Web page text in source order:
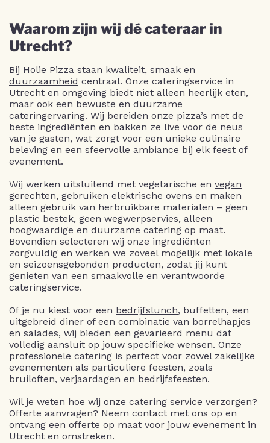
Waarom zijn wij dé cateraar in
Utrecht?
Bij Holie Pizza staan kwaliteit, smaak en
duurzaamheid centraal. Onze cateringservice in
Utrecht en omgeving biedt niet alleen heerlijk eten,
maar ook een bewuste en duurzame
cateringervaring. Wij bereiden onze pizza’s met de
beste ingrediënten en bakken ze live voor de neus
van je gasten, wat zorgt voor een unieke culinaire
beleving en een sfeervolle ambiance bij elk feest of
evenement.
Wij werken uitsluitend met vegetarische en vegan
gerechten, gebruiken elektrische ovens en maken
alleen gebruik van herbruikbare materialen – geen
plastic bestek, geen wegwerpservies, alleen
hoogwaardige en duurzame catering op maat.
Bovendien selecteren wij onze ingrediënten
zorgvuldig en werken we zoveel mogelijk met lokale
en seizoensgebonden producten, zodat jij kunt
genieten van een smaakvolle en verantwoorde
cateringservice.
Of je nu kiest voor een bedrijfslunch, buffetten, een
uitgebreid diner of een combinatie van borrelhapjes
en salades, wij bieden een gevarieerd menu dat
volledig aansluit op jouw specifieke wensen. Onze
professionele catering is perfect voor zowel zakelijke
evenementen als particuliere feesten, zoals
bruiloften, verjaardagen en bedrijfsfeesten.
Wil je weten hoe wij onze catering service verzorgen?
Offerte aanvragen? Neem contact met ons op en
ontvang een offerte op maat voor jouw evenement in
Utrecht en omstreken.